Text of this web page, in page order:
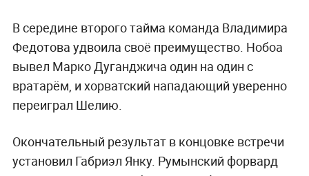
В середине второго тайма команда Владимира
Федотова удвоила своё преимущество. Нобоа
вывел Марко Дуганджича один на один с
вратарём, и хорватский нападающий уверенно
переиграл Шелию.
Окончательный результат в концовке встречи
установил Габриэл Янку. Румынский форвард